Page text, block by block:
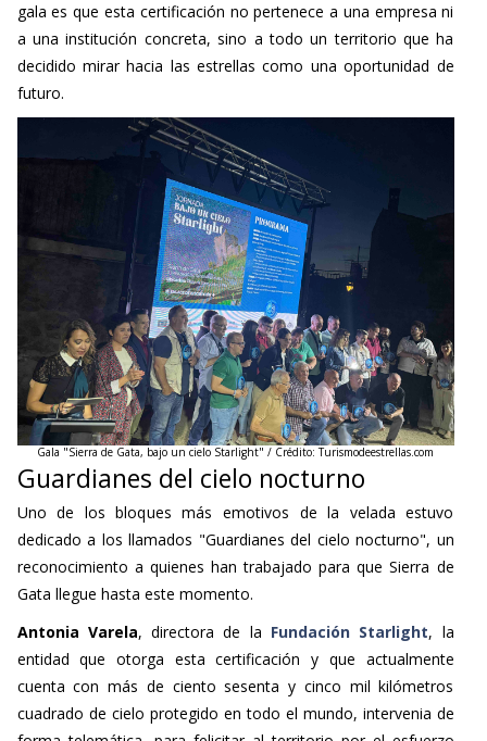
gala es que esta certificación no pertenece a una empresa ni
a una institución concreta, sino a todo un territorio que ha
decidido mirar hacia las estrellas como una oportunidad de
futuro.
Gala "Sierra de Gata, bajo un cielo Starlight" / Crédito: Turismodeestrellas.com
Guardianes del cielo nocturno
Uno de los bloques más emotivos de la velada estuvo
dedicado a los llamados "Guardianes del cielo nocturno", un
reconocimiento a quienes han trabajado para que Sierra de
Gata llegue hasta este momento.
Antonia Varela, directora de la Fundación Starlight, la
entidad que otorga esta certificación y que actualmente
cuenta con más de ciento sesenta y cinco mil kilómetros
cuadrado de cielo protegido en todo el mundo, intervenia de